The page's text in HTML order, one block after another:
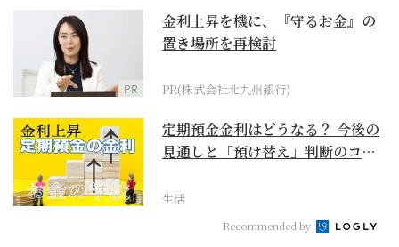
PR
金利上昇を機に、『守るお金』の
置き場所を再検討
PR(株式会社北九州銀行)
定期預金金利はどうなる？ 今後の
見通しと「預け替え」判断のコツ
生活
Recommended by